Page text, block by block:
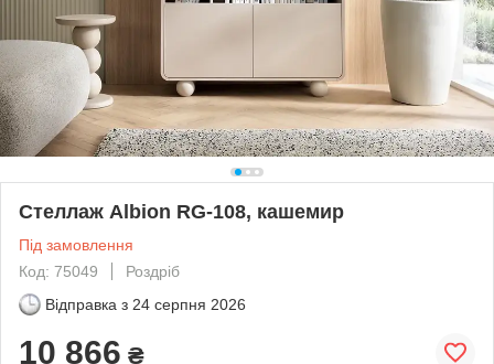
Стеллаж Albion RG-108, кашемир
Під замовлення
Код: 75049
Роздріб
Відправка з 24 серпня 2026
10 866 ₴